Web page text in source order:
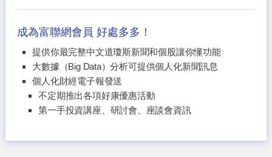
成為富聯網會員 好處多多！
提供你最完整中文道瓊斯新聞和個股讓你懂功能
大數據（Big Data）分析可提供個人化新聞訊息
個人化財經電子報發送
不定期推出各項好康優惠活動
第一手投資講座、研討會、座談會資訊